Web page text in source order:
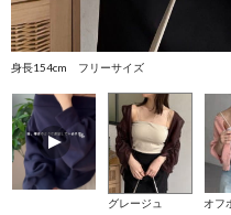
身長154cm フリーサイズ
グレージュ オフ